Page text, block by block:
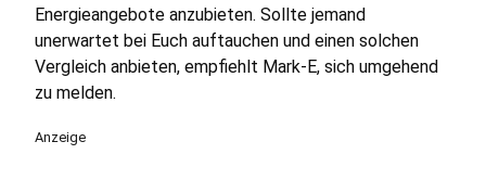
Energieangebote anzubieten. Sollte jemand
unerwartet bei Euch auftauchen und einen solchen
Vergleich anbieten, empfiehlt Mark-E, sich umgehend
zu melden.
Anzeige